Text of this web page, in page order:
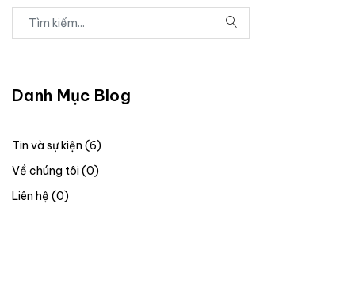
Danh Mục Blog
Tin và sự kiện (6)
Về chúng tôi (0)
Liên hệ (0)